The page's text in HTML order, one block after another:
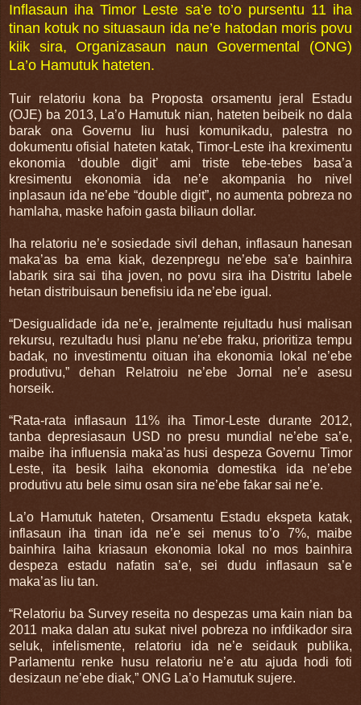
Inflasaun iha Timor Leste sa’e to’o pursentu 11 iha
tinan kotuk no situasaun ida ne’e hatodan moris povu
kiik sira, Organizasaun naun Govermental (ONG)
La’o Hamutuk hateten.
Tuir relatoriu kona ba Proposta orsamentu jeral Estadu
(OJE) ba 2013, La’o Hamutuk nian, hateten beibeik no dala
barak ona Governu liu husi komunikadu, palestra no
dokumentu ofisial hateten katak, Timor-Leste iha kreximentu
ekonomia ‘double digit’ ami triste tebe-tebes basa’a
kresimentu ekonomia ida ne’e akompania ho nivel
inplasaun ida ne’ebe “double digit”, no aumenta pobreza no
hamlaha, maske hafoin gasta biliaun dollar.
Iha relatoriu ne’e sosiedade sivil dehan, inflasaun hanesan
maka’as ba ema kiak, dezenpregu ne’ebe sa’e bainhira
labarik sira sai tiha joven, no povu sira iha Distritu labele
hetan distribuisaun benefisiu ida ne’ebe igual.
“Desigualidade ida ne’e, jeralmente rejultadu husi malisan
rekursu, rezultadu husi planu ne’ebe fraku, prioritiza tempu
badak, no investimentu oituan iha ekonomia lokal ne’ebe
produtivu,” dehan Relatroiu ne’ebe Jornal ne’e asesu
horseik.
“Rata-rata inflasaun 11% iha Timor-Leste durante 2012,
tanba depresiasaun USD no presu mundial ne’ebe sa’e,
maibe iha influensia maka’as husi despeza Governu Timor
Leste, ita besik laiha ekonomia domestika ida ne’ebe
produtivu atu bele simu osan sira ne’ebe fakar sai ne’e.
La’o Hamutuk hateten, Orsamentu Estadu ekspeta katak,
inflasaun iha tinan ida ne’e sei menus to’o 7%, maibe
bainhira laiha kriasaun ekonomia lokal no mos bainhira
despeza estadu nafatin sa’e, sei dudu inflasaun sa’e
maka’as liu tan.
“Relatoriu ba Survey reseita no despezas uma kain nian ba
2011 maka dalan atu sukat nivel pobreza no infdikador sira
seluk, infelismente, relatoriu ida ne’e seidauk publika,
Parlamentu renke husu relatoriu ne’e atu ajuda hodi foti
desizaun ne’ebe diak,” ONG La’o Hamutuk sujere.